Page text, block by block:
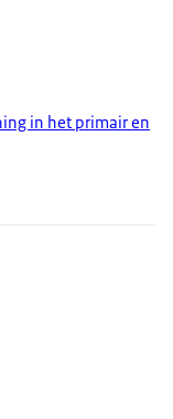
in het primair en